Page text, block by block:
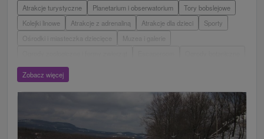
Atrakcje turystyczne Planetarium i obserwatorium
Tory bobslejowe
Kolejki linowe
Atrakcje z adrenaliną Atrakcje dla dzieci
Sporty
Muzea i galerie
Parki miejskie i zamkowe
Jeziora, jeziora, zbiorniki wodne
Zamki, pałace, ruiny
Jaskinie
Jazda konna
Skanseny
Túry a turistické chodníky
Areny laserowe i paintball
Zobacz więcej